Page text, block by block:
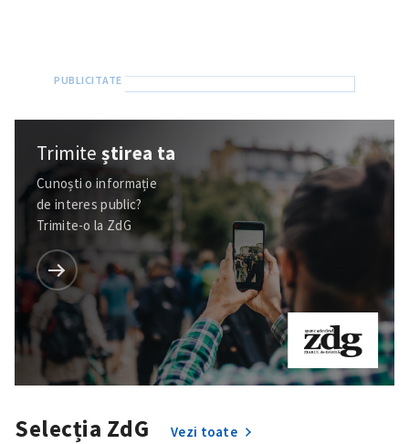
Trimiteștirea ta
Cunoști o informație
de interes public?
Trimite-o la ZdG
Selecția ZdG Vezi toate